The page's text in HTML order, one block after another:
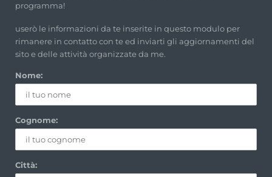
programma!
userò le informazioni da te inserite in questo modulo per
rimanere in contatto con te ed inviarti gli aggiornamenti del
sito e delle attività organizzate da me.
Nome:
Cognome:
Città: